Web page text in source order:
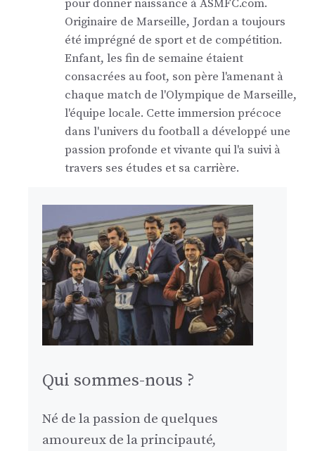
pour donner naissance à ASMFC.com.
Originaire de Marseille, Jordan a toujours
été imprégné de sport et de compétition.
Enfant, les fin de semaine étaient
consacrées au foot, son père l'amenant à
chaque match de l'Olympique de Marseille,
l'équipe locale. Cette immersion précoce
dans l'univers du football a développé une
passion profonde et vivante qui l'a suivi à
travers ses études et sa carrière.
Qui sommes-nous ?
Né de la passion de quelques
amoureux de la principauté,